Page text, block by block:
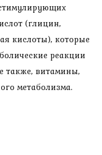
(глицин,
кислоты), которые
реакции
также, витамины,
метаболизма.